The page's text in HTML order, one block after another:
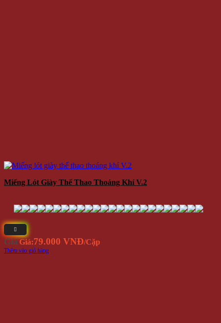
Miếng Lót Giày Thể Thao Thoáng Khí V.2
Giá Giá:79.000 VNĐ/Cặp
Thêm vào giỏ hàng